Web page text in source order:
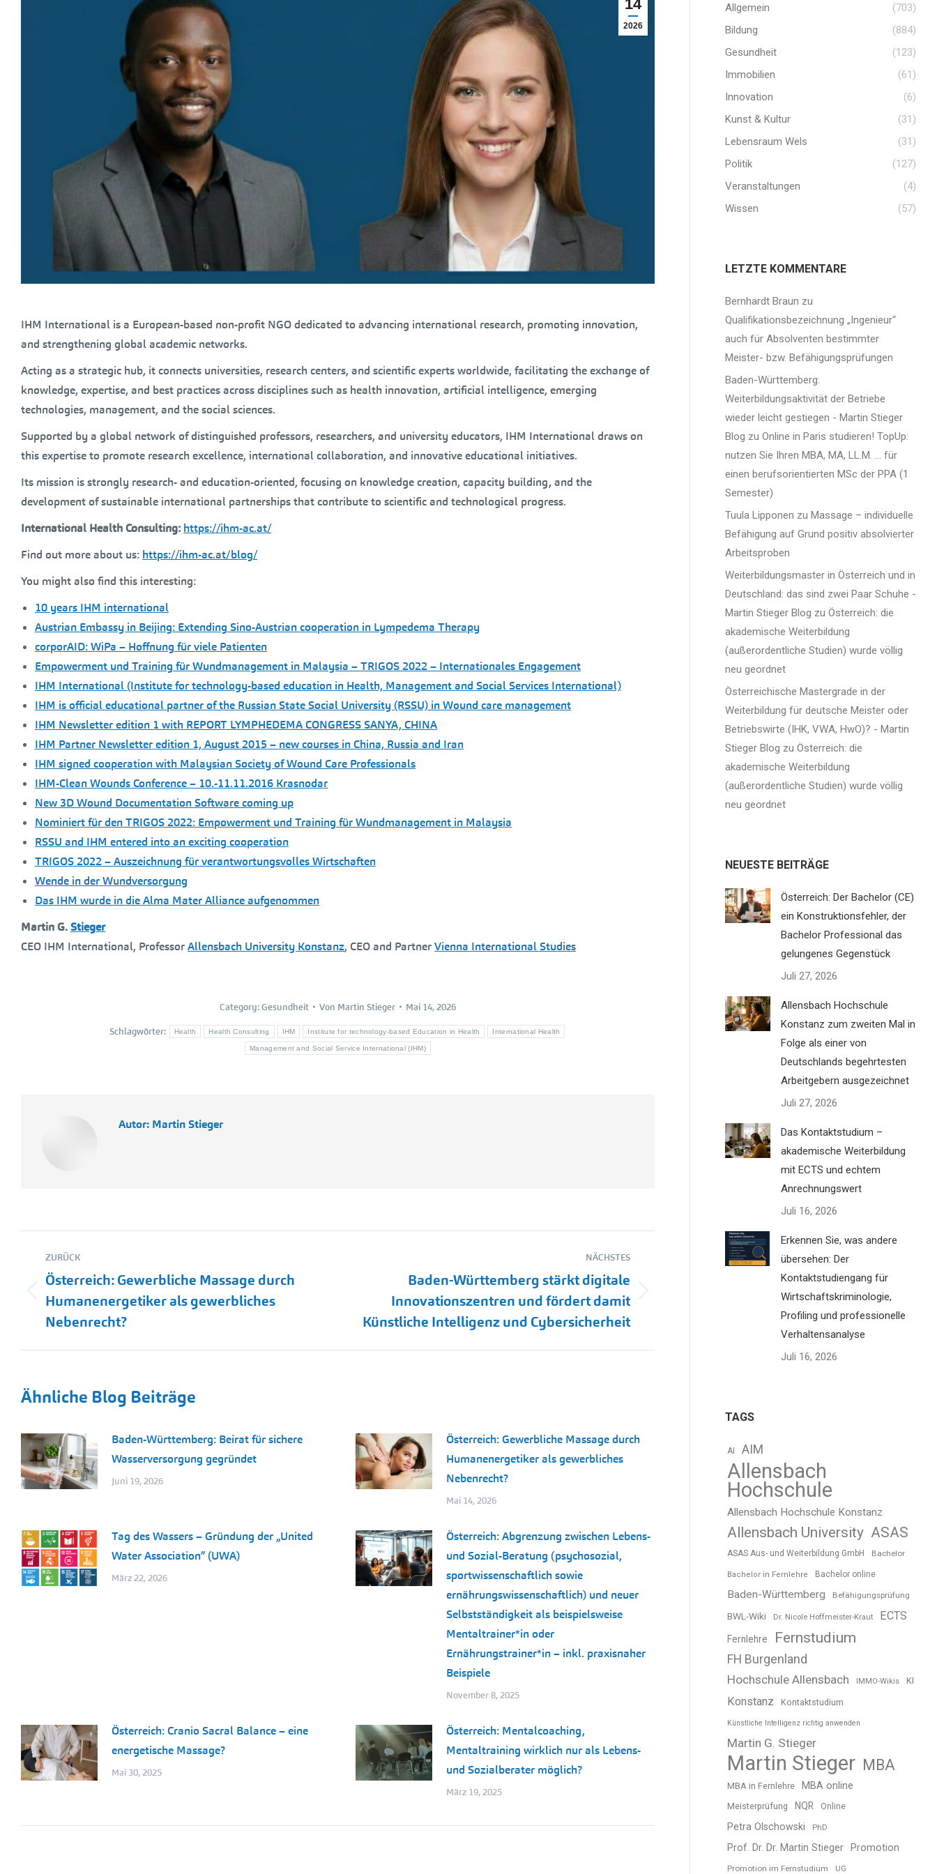
14
2026
IHM International is a European-based non-profit NGO dedicated to advancing international research, promoting innovation,
and strengthening global academic networks.
Acting as a strategic hub, it connects universities, research centers, and scientific experts worldwide, facilitating the exchange of
knowledge, expertise, and best practices across disciplines such as health innovation, artificial intelligence, emerging
technologies, management, and the social sciences.
Supported by a global network of distinguished professors, researchers, and university educators, IHM International draws on
this expertise to promote research excellence, international collaboration, and innovative educational initiatives.
Its mission is strongly research- and education-oriented, focusing on knowledge creation, capacity building, and the
development of sustainable international partnerships that contribute to scientific and technological progress.
International Health Consulting: https://ihm-ac.at/
Find out more about us: https://ihm-ac.at/blog/
You might also find this interesting:
10 years IHM international
Austrian Embassy in Beijing: Extending Sino-Austrian cooperation in Lympedema Therapy
corporAID: WiPa – Hoffnung für viele Patienten
Empowerment und Training für Wundmanagement in Malaysia – TRIGOS 2022 – Internationales Engagement
IHM International (Institute for technology-based education in Health, Management and Social Services International)
IHM is official educational partner of the Russian State Social University (RSSU) in Wound care management
IHM Newsletter edition 1 with REPORT LYMPHEDEMA CONGRESS SANYA, CHINA
IHM Partner Newsletter edition 1, August 2015 – new courses in China, Russia and Iran
IHM signed cooperation with Malaysian Society of Wound Care Professionals
IHM-Clean Wounds Conference – 10.-11.11.2016 Krasnodar
New 3D Wound Documentation Software coming up
Nominiert für den TRIGOS 2022: Empowerment und Training für Wundmanagement in Malaysia
RSSU and IHM entered into an exciting cooperation
TRIGOS 2022 – Auszeichnung für verantwortungsvolles Wirtschaften
Wende in der Wundversorgung
Das IHM wurde in die Alma Mater Alliance aufgenommen
Martin G.Stieger
CEO IHM International, ProfessorAllensbach University Konstanz, CEO and PartnerVienna International Studies
Category:Gesundheit Von Martin Stieger Mai 14, 2026
Schlagwörter: Health Health Consulting IHM Institute for technology-based Education in Health International Health
Management and Social Service International (IHM)
Autor: Martin Stieger
Kommentarnavigation
ZURÜCK
Vorheriger
Beitrag:
Österreich: Gewerbliche Massage durch
Humanenergetiker als gewerbliches
Nebenrecht?
NÄCHSTES
Nächster
Beitrag:
Baden-Württemberg stärkt digitale
Innovationszentren und fördert damit
Künstliche Intelligenz und Cybersicherheit
Ähnliche Blog Beiträge
Baden-Württemberg: Beirat für sichere
Wasserversorgung gegründet
Juni 19, 2026
Österreich: Gewerbliche Massage durch
Humanenergetiker als gewerbliches
Nebenrecht?
Mai 14, 2026
Tag des Wassers – Gründung der „United
Water Association” (UWA)
März 22, 2026
Österreich: Abgrenzung zwischen Lebens-
und Sozial-Beratung (psychosozial,
sportwissenschaftlich sowie
ernährungswissenschaftlich) und neuer
Selbstständigkeit als beispielsweise
Mentaltrainer*in oder
Ernährungstrainer*in – inkl. praxisnaher
Beispiele
November 8, 2025
Österreich: Cranio Sacral Balance – eine
energetische Massage?
Mai 30, 2025
Österreich: Mentalcoaching,
Mentaltraining wirklich nur als Lebens-
und Sozialberater möglich?
März 19, 2025
Allgemein
(703)
Bildung
(884)
Gesundheit
(123)
Immobilien
(61)
Innovation
(6)
Kunst & Kultur
(31)
Lebensraum Wels
(31)
Politik
(127)
Veranstaltungen
(4)
Wissen
(57)
LETZTE KOMMENTARE
Bernhardt Braun zu
Qualifikationsbezeichnung „Ingenieur“
auch für Absolventen bestimmter
Meister- bzw. Befähigungsprüfungen
Baden-Württemberg:
Weiterbildungsaktivität der Betriebe
wieder leicht gestiegen - Martin Stieger
Blog zu Online in Paris studieren! TopUp:
nutzen Sie Ihren MBA, MA, LL.M. … für
einen berufsorientierten MSc der PPA (1
Semester)
Tuula Lipponen zu Massage – individuelle
Befähigung auf Grund positiv absolvierter
Arbeitsproben
Weiterbildungsmaster in Österreich und in
Deutschland: das sind zwei Paar Schuhe -
Martin Stieger Blog zu Österreich: die
akademische Weiterbildung
(außerordentliche Studien) wurde völlig
neu geordnet
Österreichische Mastergrade in der
Weiterbildung für deutsche Meister oder
Betriebswirte (IHK, VWA, HwO)? - Martin
Stieger Blog zu Österreich: die
akademische Weiterbildung
(außerordentliche Studien) wurde völlig
neu geordnet
NEUESTE BEITRÄGE
Österreich: Der Bachelor (CE)
ein Konstruktionsfehler, der
Bachelor Professional das
gelungenes Gegenstück
Juli 27, 2026
Allensbach Hochschule
Konstanz zum zweiten Mal in
Folge als einer von
Deutschlands begehrtesten
Arbeitgebern ausgezeichnet
Juli 27, 2026
Das Kontaktstudium –
akademische Weiterbildung
mit ECTS und echtem
Anrechnungswert
Juli 16, 2026
Erkennen Sie, was andere
übersehen: Der
Kontaktstudiengang für
Wirtschaftskriminologie,
Profiling und professionelle
Verhaltensanalyse
Juli 16, 2026
TAGS
AI AIM
Allensbach
Hochschule
Allensbach Hochschule Konstanz
Allensbach University ASAS
ASAS Aus- und Weiterbildung GmbH Bachelor
Bachelor in Fernlehre Bachelor online
Baden-Württemberg Befähigungsprüfung
BWL-Wiki Dr. Nicole Hoffmeister-Kraut ECTS
Fernlehre Fernstudium
FH Burgenland
Hochschule Allensbach
IMMO-Wikis KI
Konstanz Kontaktstudium
Künstliche Intelligenz richtig anwenden
Martin G. Stieger
Martin Stieger MBA
MBA in Fernlehre MBA online
Meisterprüfung NQR Online
Petra Olschowski PhD
Prof. Dr. Dr. Martin Stieger Promotion
Promotion im Fernstudium UG